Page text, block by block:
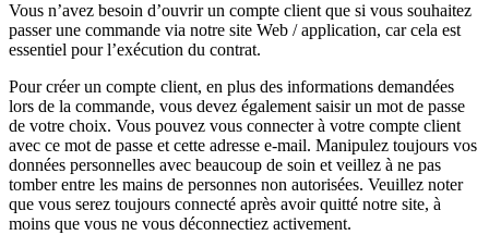
Vous n’avez besoin d’ouvrir un compte client que si vous souhaitez
passer une commande via notre site Web / application, car cela est
essentiel pour l’exécution du contrat.
Pour créer un compte client, en plus des informations demandées
lors de la commande, vous devez également saisir un mot de passe
de votre choix. Vous pouvez vous connecter à votre compte client
avec ce mot de passe et cette adresse e-mail. Manipulez toujours vos
données personnelles avec beaucoup de soin et veillez à ne pas
tomber entre les mains de personnes non autorisées. Veuillez noter
que vous serez toujours connecté après avoir quitté notre site, à
moins que vous ne vous déconnectiez activement.